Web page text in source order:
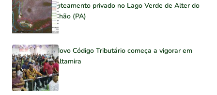
loteamento privado no Lago Verde de Alter do
Chão (PA)
Novo Código Tributário começa a vigorar em
Altamira